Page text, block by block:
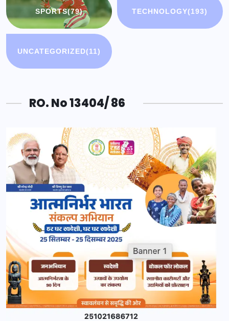
SPORTS(79) TECHNOLOGY(193)
UNCATEGORIZED(11)
RO. No 13404/ 86